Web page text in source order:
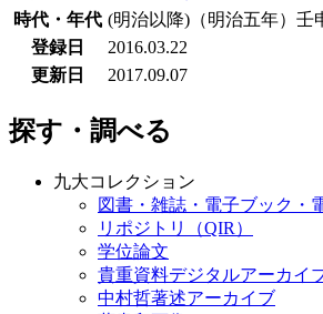
時代・年代 (明治以降)（明治五年）壬
登録日
2016.03.22
更新日
2017.09.07
探す・調べる
九大コレクション
図書・雑誌・電子ブック・
リポジトリ（QIR）
学位論文
貴重資料デジタルアーカイ
中村哲著述アーカイブ